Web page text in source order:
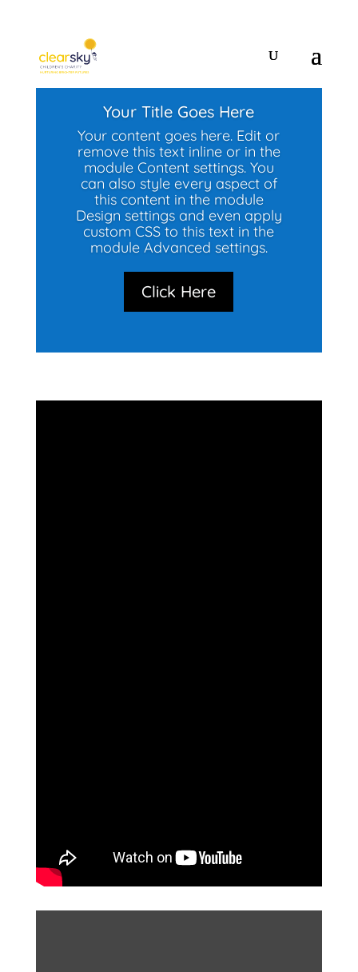
Your Title Goes Here
Your content goes here. Edit or
remove this text inline or in the
module Content settings. You
can also style every aspect of
this content in the module
Design settings and even apply
custom CSS to this text in the
module Advanced settings.
Click Here